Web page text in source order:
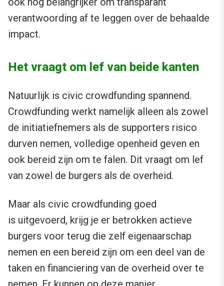
verantwoording af te leggen over de behaalde
impact.
Het vraagt om lef van beide kanten
Natuurlijk is civic crowdfunding spannend.
Crowdfunding werkt namelijk alleen als zowel
de initiatiefnemers als de supporters risico
durven nemen, volledige openheid geven en
ook bereid zijn om te falen. Dit vraagt om lef
van zowel de burgers als de overheid.
Maar als civic crowdfunding goed
is uitgevoerd, krijg je er betrokken actieve
burgers voor terug die zelf eigenaarschap
nemen en een bereid zijn om een deel van de
taken en financiering van de overheid over te